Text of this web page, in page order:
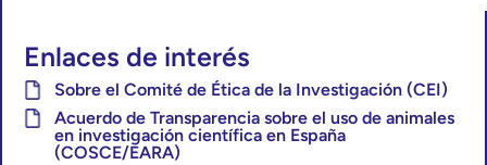
Enlaces de interés
Sobre el Comité de Ética de la Investigación (CEI)
Acuerdo de Transparencia sobre el uso de animales
en investigación científica en España
(COSCE/EARA)